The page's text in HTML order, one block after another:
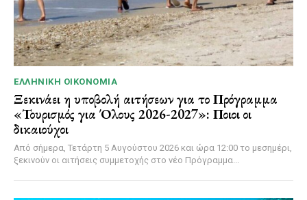
ΕΛΛΗΝΙΚΉ ΟΙΚΟΝΟΜΊΑ
Ξεκινάει η υποβολή αιτήσεων για το Πρόγραμμα
«Τουρισμός για Όλους 2026-2027»: Ποιοι οι
δικαιούχοι
Από σήμερα, Τετάρτη 5 Αυγούστου 2026 και ώρα 12:00 το μεσημέρι,
ξεκινούν οι αιτήσεις συμμετοχής στο νέο Πρόγραμμα...